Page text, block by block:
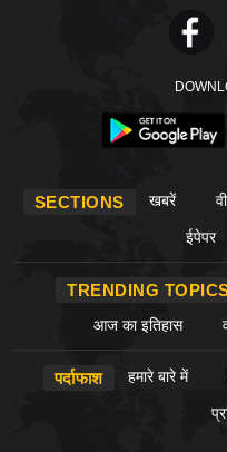
SECTIONS खबरें
ईपेपर
TRENDING
आज का इतिहास
पर्दाफाश हमारे बारे में